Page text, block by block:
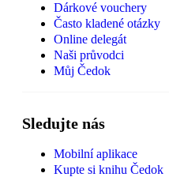
Dárkové vouchery
Často kladené otázky
Online delegát
Naši průvodci
Můj Čedok
Sledujte nás
Mobilní aplikace
Kupte si knihu Čedok